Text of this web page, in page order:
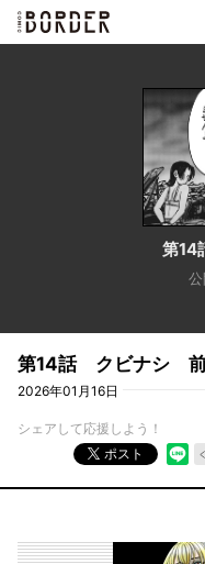
border
毎週金曜日更新!!
第
第14話 クビナシ
2026年01月16日
シェアして応援しよう！
ポスト